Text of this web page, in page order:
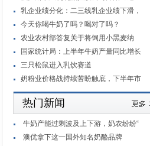
乳企业绩分化：二三线乳企业绩下滑，
今天你喝牛奶了吗？喝对了吗？
农业农村部答复关于将饲用小黑麦纳
国家统计局：上半年牛奶产量同比增长
三只松鼠进入乳饮赛道
奶粉业价格战持续苦盼触底，下半年市
热门新闻
牛奶产能过剩波及上下游，奶农纷纷“
澳优拿下这一国外知名奶酪品牌